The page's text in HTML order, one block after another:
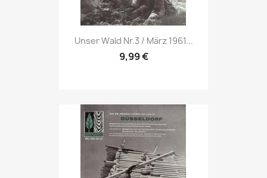
Vorschau
Unser Wald Nr.3 / März 1961...
9,99 €